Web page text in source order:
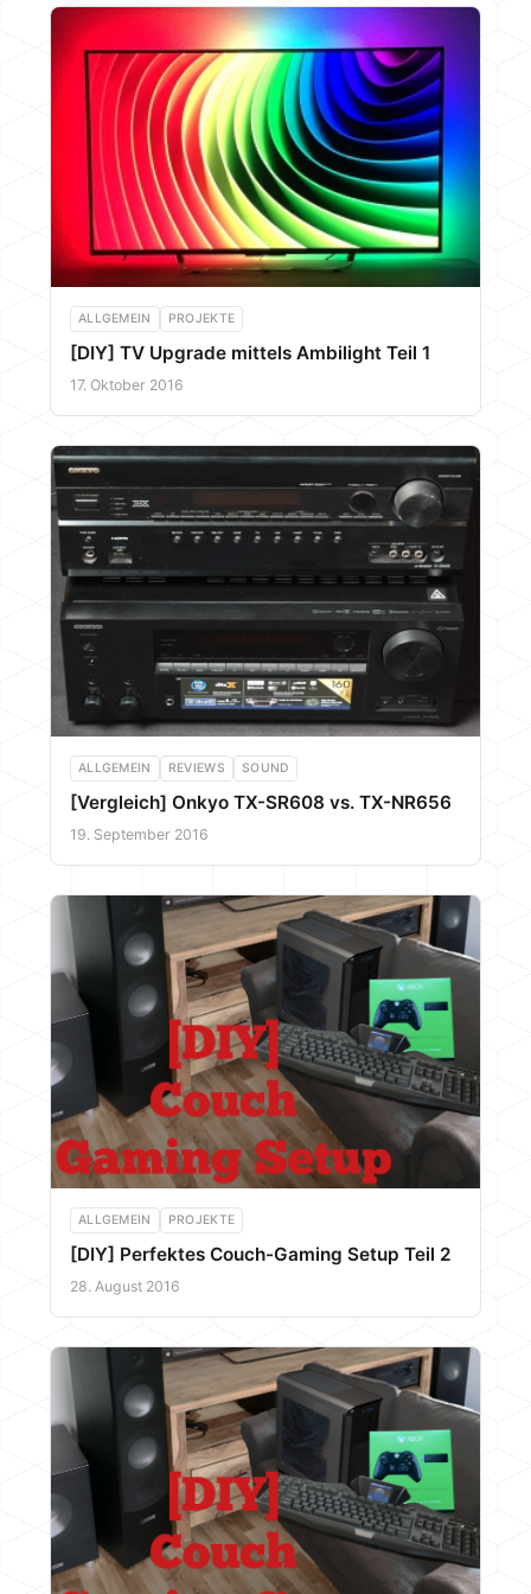
ALLGEMEIN PROJEKTE
[DIY] TV Upgrade mittels Ambilight Teil 1
17. Oktober 2016
ALLGEMEIN REVIEWS SOUND
[Vergleich] Onkyo TX-SR608 vs. TX-NR656
19. September 2016
ALLGEMEIN PROJEKTE
[DIY] Perfektes Couch-Gaming Setup Teil 2
28. August 2016